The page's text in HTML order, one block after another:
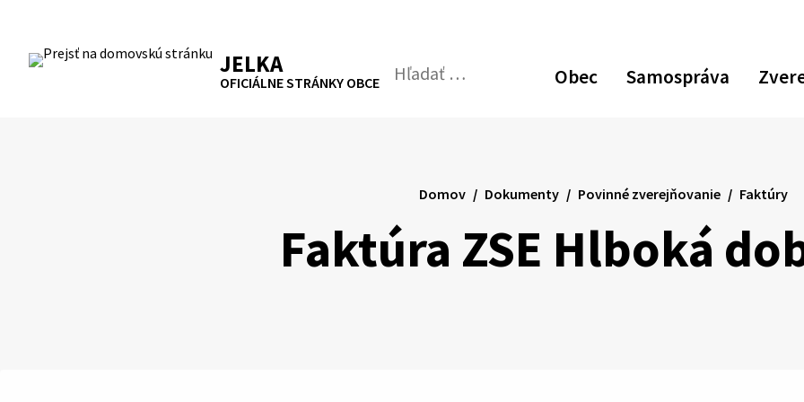
obsah
RSS Mapa Tlačiť
JELKA
OFICIÁLNE STRÁNKY OBCE Obec Samospráva
Hľadať:
Odoslať
Faktúra ZSE Hlboká
Domov Dokumenty Povinné zverejňovanie Faktúry